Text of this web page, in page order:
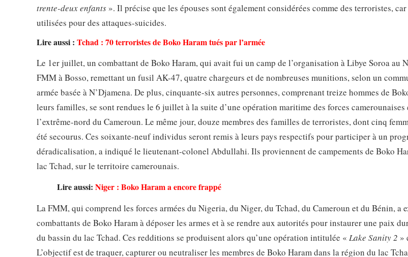
trente-deux enfants ». Il précise que les épouses sont également considérées comme des terroristes,
utilisées pour des attaques-suicides.
Lire aussi : Tchad : 70 terroristes de Boko Haram tués par l’armée
Le 1er juillet, un combattant de Boko Haram, qui avait fui un camp de l’organisation à Libye Soroa au
FMM à Bosso, remettant un fusil AK-47, quatre chargeurs et de nombreuses munitions, selon un
armée basée à N’Djamena. De plus, cinquante-six autres personnes, comprenant treize hommes de
leurs familles, se sont rendues le 6 juillet à la suite d’une opération maritime des forces camerounaises
l’extrême-nord du Cameroun. Le même jour, douze membres des familles de terroristes, dont cinq
été secourus. Ces soixante-neuf individus seront remis à leurs pays respectifs pour participer à un
déradicalisation, a indiqué le lieutenant-colonel Abdullahi. Ils proviennent de campements de Boko
lac Tchad, sur le territoire camerounais.
Lire aussi: Niger : Boko Haram a encore frappé
La FMM, qui comprend les forces armées du Nigeria, du Niger, du Tchad, du Cameroun et du Bénin, a
combattants de Boko Haram à déposer les armes et à se rendre aux autorités pour instaurer une paix
du bassin du lac Tchad. Ces redditions se produisent alors qu’une opération intitulée « Lake Sanity 2 »
L’objectif est de traquer, capturer ou neutraliser les membres de Boko Haram dans la région du lac